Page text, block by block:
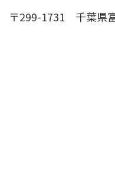
〒299-1731 千葉県